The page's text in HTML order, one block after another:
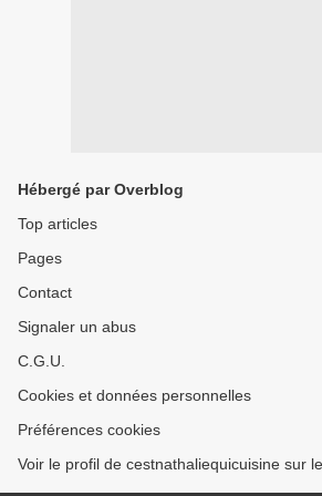
Hébergé par Overblog
Top articles
Pages
Contact
Signaler un abus
C.G.U.
Cookies et données personnelles
Préférences cookies
Voir le profil de cestnathaliequicuisine sur